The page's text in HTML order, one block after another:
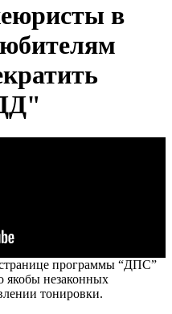
в
программы “ДПС”
якобы незаконных
тонировки.